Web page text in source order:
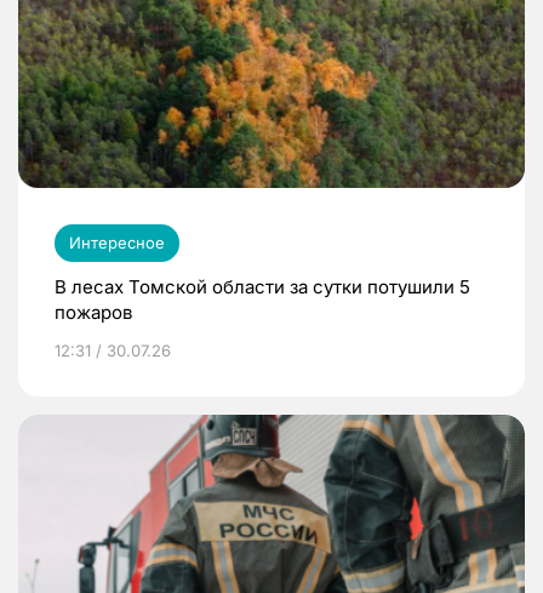
Интересное
В лесах Томской области за сутки потушили 5
пожаров
12:31 / 30.07.26